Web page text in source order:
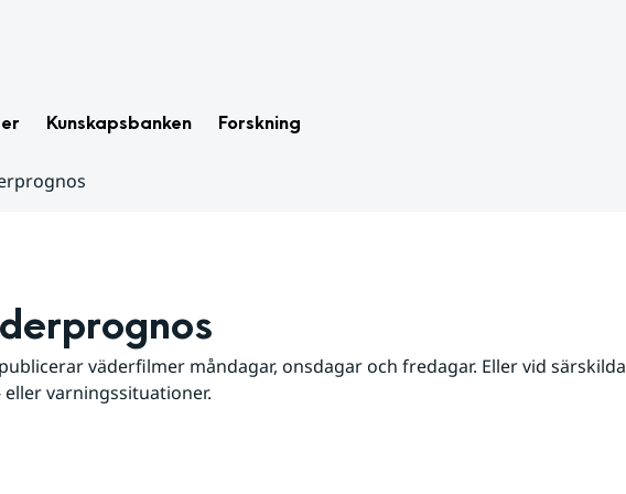
Kunskapsbanken Forskning
väderfilmer måndagar, onsdagar och fredagar. Eller vid särskilda
eller varningssituationer.